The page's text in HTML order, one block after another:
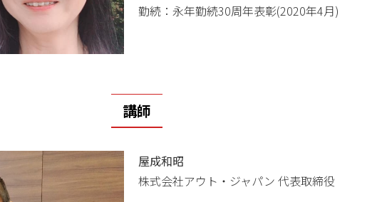
勤続：永年勤続30周年表彰(2020年4月)
講師
屋成和昭
株式会社アウト・ジャパン 代表取締役